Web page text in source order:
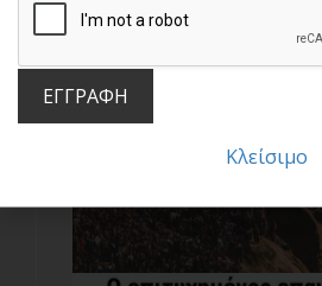
Μην ακολουθείς
Έχοντας μελετήσει
βιογραφίες
ΕΓΓΡΑΦΗ
Κλείσιμο